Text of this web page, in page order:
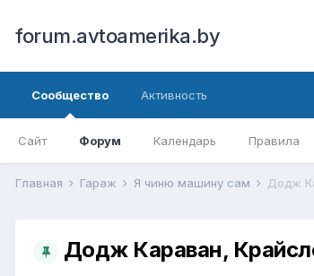
forum.avtoamerika.by
Сообщество
Сайт Форум Календарь Правила
Активность
Главная Гараж Я чиню машину сам Додж
Додж Караван,